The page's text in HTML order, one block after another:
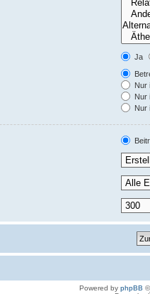
Ja
Nur
Nur
Nur
Powered by phpBB